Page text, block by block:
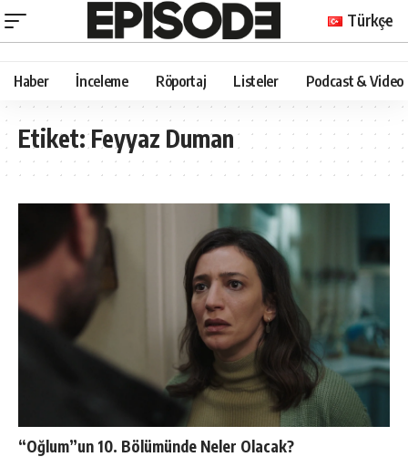
Türkçe
Haber İnceleme Röportaj Listeler Podcast & Video
Etiket:Feyyaz Duman
“Oğlum”un 10. Bölümünde Neler Olacak?